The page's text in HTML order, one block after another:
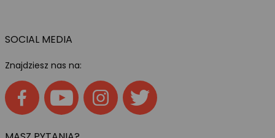
SOCIAL MEDIA
Znajdziesz nas na: